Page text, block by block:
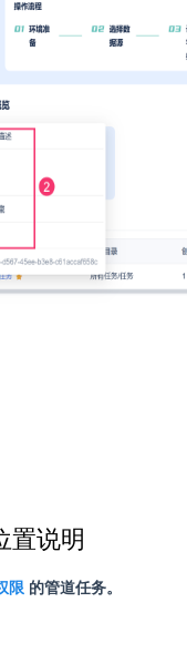
置说明
限 的管道任务。